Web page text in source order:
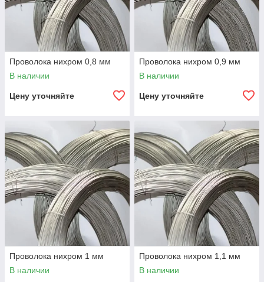
Проволока нихром 0,8 мм
В наличии
Цену уточняйте
Проволока нихром 0,9 мм
В наличии
Цену уточняйте
Проволока нихром 1 мм
В наличии
Проволока нихром 1,1 мм
В наличии